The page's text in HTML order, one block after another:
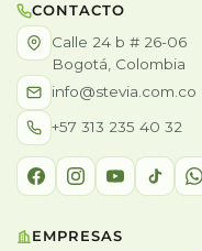
CONTACTO
Calle 24 b # 26-06
Bogotá, Colombia
info@stevia.com.co
+57 313 235 40 32
EMPRESAS